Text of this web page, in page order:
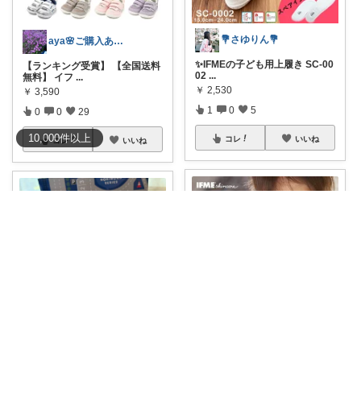
10,000件以上
aya🌸ご購入ありがとうございます✨
【ランキング受賞】 【全国送料
無料】 イフ ...
￥ 3,590
0 0 29
コレ いいね
💐さゆりん💐
✨IFMEの子ども用上履き SC-00
02 ...
￥ 2,530
1 0 5
コレ いいね